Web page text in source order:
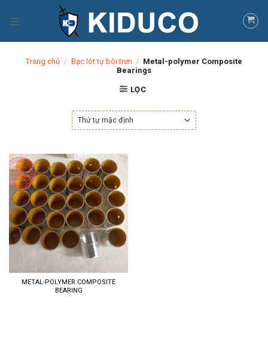
Trang chủ / Bạc lót tự bôi trơn / Metal-polymer Composite
Bearings
LỌC
METAL-POLYMER COMPOSITE
BEARING